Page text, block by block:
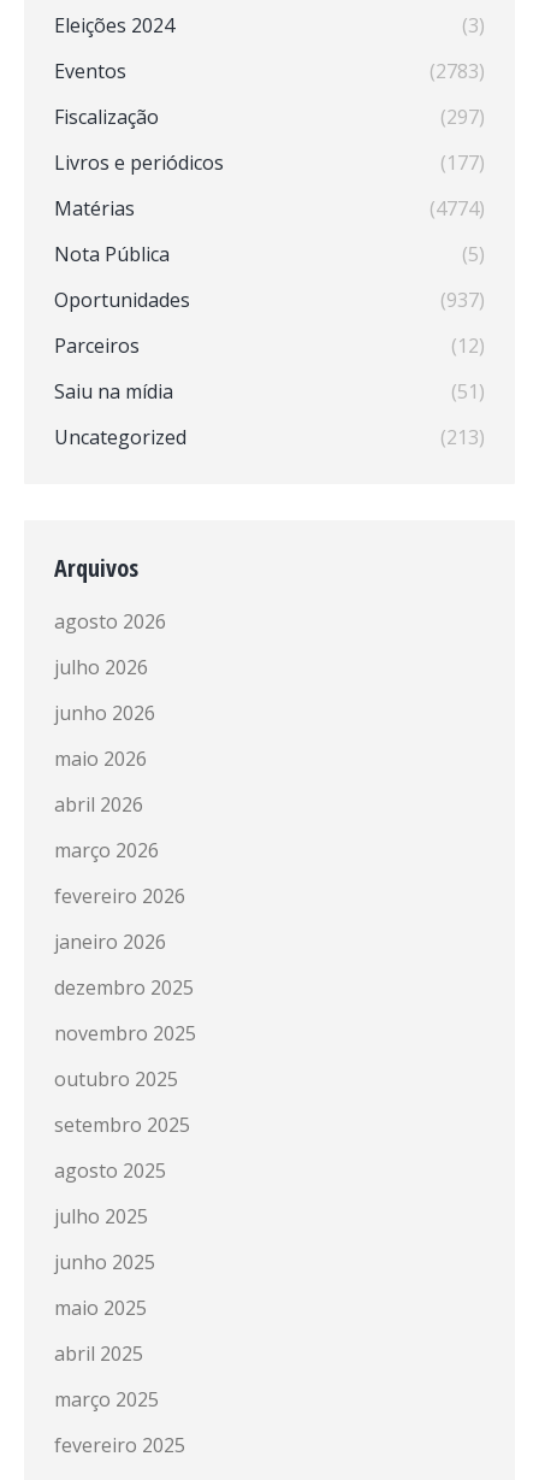
Eleições 2024
(3)
Eventos
(2783)
Fiscalização
(297)
Livros e periódicos
(177)
Matérias
(4774)
Nota Pública
(5)
Oportunidades
(937)
Parceiros
(12)
Saiu na mídia
(51)
Uncategorized
(213)
Arquivos
agosto 2026
julho 2026
junho 2026
maio 2026
abril 2026
março 2026
fevereiro 2026
janeiro 2026
dezembro 2025
novembro 2025
outubro 2025
setembro 2025
agosto 2025
julho 2025
junho 2025
maio 2025
abril 2025
março 2025
fevereiro 2025